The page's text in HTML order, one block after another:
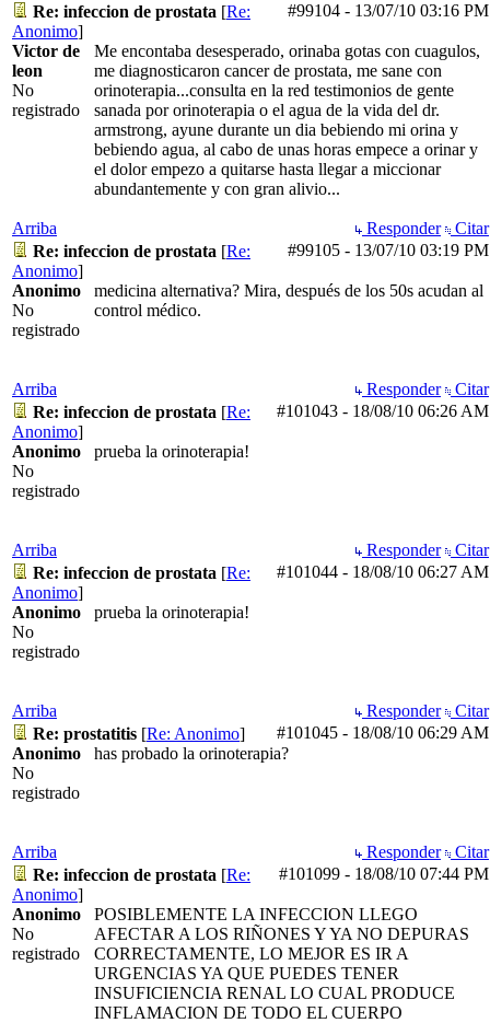
#99104 - 13/07/10 03:16 PM
Re: infeccion de prostata [Re:
Anonimo]
Victor de
leon
No
registrado
Me encontaba desesperado, orinaba gotas con cuagulos,
me diagnosticaron cancer de prostata, me sane con
orinoterapia...consulta en la red testimonios de gente
sanada por orinoterapia o el agua de la vida del dr.
armstrong, ayune durante un dia bebiendo mi orina y
bebiendo agua, al cabo de unas horas empece a orinar y
el dolor empezo a quitarse hasta llegar a miccionar
abundantemente y con gran alivio...
Arriba Responder
Citar
#99105 - 13/07/10 03:19 PM
Re: infeccion de prostata [Re:
Anonimo]
Anonimo
No
registrado
medicina alternativa? Mira, después de los 50s acudan al
control médico.
Arriba Responder
Citar
#101043 - 18/08/10 06:26 AM
Re: infeccion de prostata [Re:
Anonimo]
Anonimo
No
registrado
prueba la orinoterapia!
Arriba Responder
Citar
#101044 - 18/08/10 06:27 AM
Re: infeccion de prostata [Re:
Anonimo]
Anonimo
No
registrado
prueba la orinoterapia!
Arriba Responder
Citar
#101045 - 18/08/10 06:29 AM
Re: prostatitis [Re: Anonimo]
Anonimo
No
registrado
has probado la orinoterapia?
Arriba Responder
Citar
#101099 - 18/08/10 07:44 PM
Re: infeccion de prostata [Re:
Anonimo]
Anonimo
No
registrado
POSIBLEMENTE LA INFECCION LLEGO
AFECTAR A LOS RIÑONES Y YA NO DEPURAS
CORRECTAMENTE, LO MEJOR ES IR A
URGENCIAS YA QUE PUEDES TENER
INSUFICIENCIA RENAL LO CUAL PRODUCE
INFLAMACION DE TODO EL CUERPO